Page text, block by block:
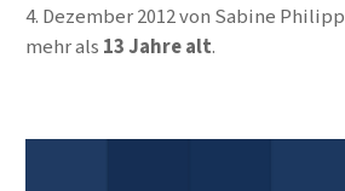
4. Dezember 2012von Sabine Philipp
mehr als 13 Jahre alt.